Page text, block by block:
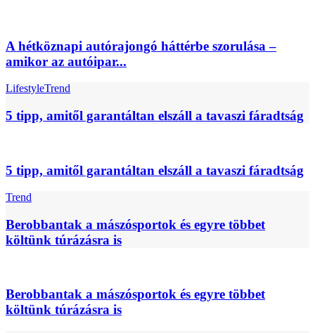
A hétköznapi autórajongó háttérbe szorulása –
amikor az autóipar...
LifestyleTrend
5 tipp, amitől garantáltan elszáll a tavaszi fáradtság
5 tipp, amitől garantáltan elszáll a tavaszi fáradtság
Trend
Berobbantak a mászósportok és egyre többet
költünk túrázásra is
Berobbantak a mászósportok és egyre többet
költünk túrázásra is